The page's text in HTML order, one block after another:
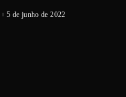
5 de junho de 2022